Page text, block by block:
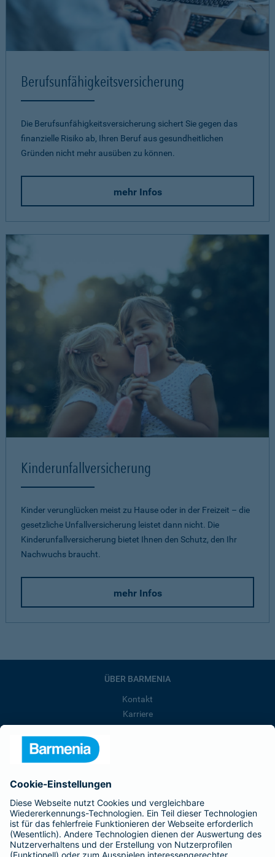
Berufsunfähigkeits­versicherung
Die Berufsunfähigkeitsversicherung sichert Sie gegen das
finanzielle Risiko ab, Ihren Beruf aus gesundheitlichen
Gründen nicht mehr ausüben zu können.
mehr Infos
Kinderunfallversicherung
Kinder verunglücken meist zu Hause oder in der Freizeit – die
gesetzliche Unfallversicherung leistet dann nicht. Die
Kinderunfallversicherung bietet Ihnen den Schutz, den Ihr
Nachwuchs braucht.
mehr Infos
ÜBER BARMENIA
Kontakt
Karriere
Barmenia ist Teil der BarmeniaGothaer
BELIEBTE SEITEN
Kranken-Zusatzversicherung
Tierversicherungen